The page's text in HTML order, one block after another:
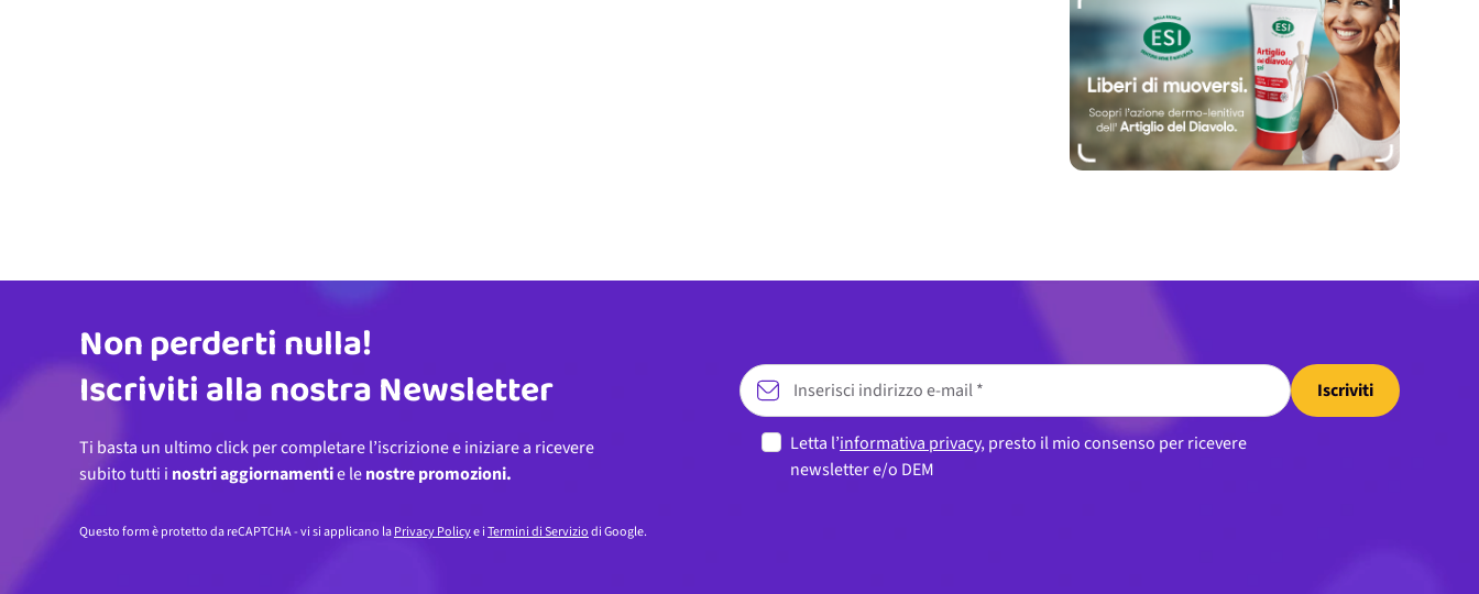
Indirizzo email
Non perderti nulla!
Iscriviti alla nostra Newsletter
Ti basta un ultimo click per completare l’iscrizione e iniziare a ricevere
subito tutti i nostri aggiornamentie lenostre promozioni.
Iscriviti
Letta l’informativa privacy, presto il mio consenso per ricevere
newsletter e/o DEM
Questo form è protetto da reCAPTCHA - vi si applicano laPrivacy Policye iTermini di Serviziodi Google.